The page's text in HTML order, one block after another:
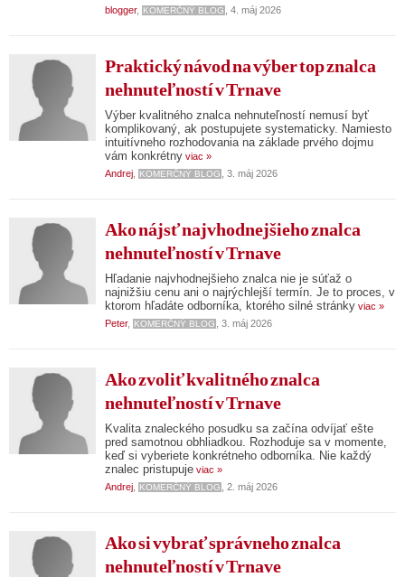
blogger, KOMERČNÝ BLOG , 4. máj 2026
Praktický návod na výber top znalca
nehnuteľností v Trnave
Výber kvalitného znalca nehnuteľností nemusí byť
komplikovaný, ak postupujete systematicky. Namiesto
intuitívneho rozhodovania na základe prvého dojmu
vám konkrétny viac »
Andrej
KOMERČNÝ BLOG , 3. máj 2026
Ako nájsť najvhodnejšieho znalca
nehnuteľností v Trnave
Hľadanie najvhodnejšieho znalca nie je súťaž o
najnižšiu cenu ani o najrýchlejší termín. Je to proces, v
ktorom hľadáte odborníka, ktorého silné stránky viac »
Peter, KOMERČNÝ BLOG , 3. máj 2026
Ako zvoliť kvalitného znalca
nehnuteľností v Trnave
Kvalita znaleckého posudku sa začína odvíjať ešte
pred samotnou obhliadkou. Rozhoduje sa v momente,
keď si vyberiete konkrétneho odborníka. Nie každý
znalec pristupuje viac »
Andrej
KOMERČNÝ BLOG , 2. máj 2026
Ako si vybrať správneho znalca
nehnuteľností v Trnave